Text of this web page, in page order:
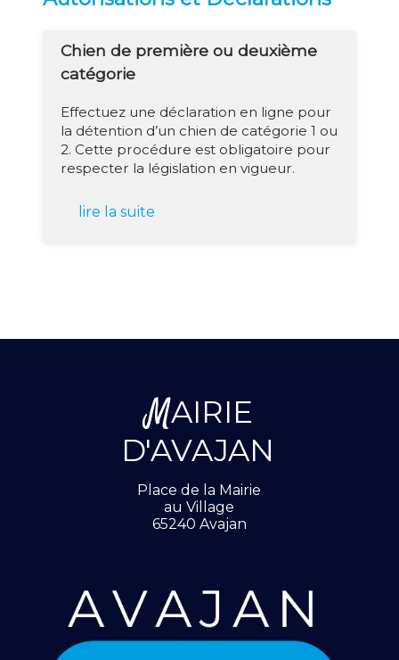
Chien de première ou deuxième
catégorie
Effectuez une déclaration en ligne pour
la détention d’un chien de catégorie 1 ou
2. Cette procédure est obligatoire pour
respecter la législation en vigueur.
lire la suite
MAIRIE
D'AVAJAN
Place de la Mairie
au Village
65240 Avajan